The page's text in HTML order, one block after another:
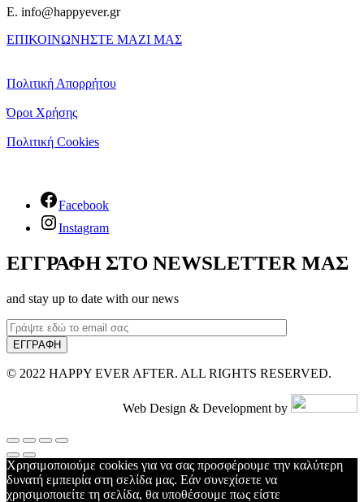
E. info@happyever.gr
ΕΠΙΚΟΙΝΩΝΗΣΤΕ ΜΑΖΙ ΜΑΣ
Πολιτική Απορρήτου
Όροι Χρήσης
Πολιτική Cookies
Facebook
Instagram
ΕΓΓΡΑΦΗ ΣΤΟ NEWSLETTER ΜΑΣ
and stay up to date with our news
© 2022 HAPPY EVER AFTER. ALL RIGHTS RESERVED.
Web Design & Development by
Χρησιμοποιούμε cookies για να σας προσφέρουμε την καλύτερη
δυνατή εμπειρία στη σελίδα μας. Εάν συνεχίσετε να
χρησιμοποιείτε τη σελίδα, θα υποθέσουμε πως είστε